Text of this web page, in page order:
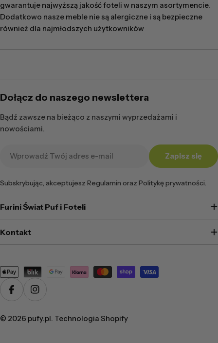
gwarantuje najwyższą jakość foteli w naszym asortymencie.
Dodatkowo nasze meble nie są alergiczne i są bezpieczne
również dla najmłodszych użytkowników
Dołącz do naszego newslettera
Bądź zawsze na bieżąco z naszymi wyprzedażami i
nowościami.
Zapisz się
Subskrybując, akceptujesz Regulamin oraz Politykę prywatności.
Furini Świat Puf i Foteli
Kontakt
Metody
płatności
FacebookInstagram
© 2026 pufy.pl. Technologia Shopify